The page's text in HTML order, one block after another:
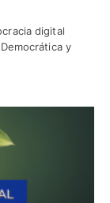
digital
y